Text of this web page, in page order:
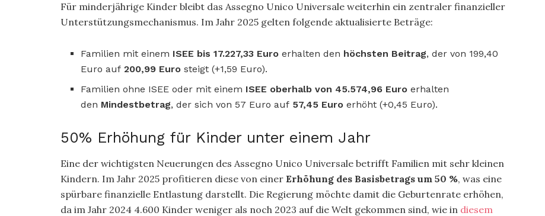
Für minderjährige Kinder bleibt das Assegno Unico Universale weiterhin ein zentraler finanzieller
Unterstützungsmechanismus. Im Jahr 2025 gelten folgende aktualisierte Beträge:
Familien mit einem ISEE bis 17.227,33 Euro erhalten den höchsten Beitrag, der von 199,40
Euro auf200,99 Euro steigt (+1,59 Euro).
Familien ohne ISEE oder mit einem ISEE oberhalb von 45.574,96 Euro erhalten
den Mindestbetrag, der sich von 57 Euro auf 57,45 Euro erhöht (+0,45 Euro).
50% Erhöhung für Kinder unter einem Jahr
Eine der wichtigsten Neuerungen des Assegno Unico Universale betrifft Familien mit sehr kleinen
Kindern. Im Jahr 2025 profitieren diese von einer Erhöhung des Basisbetrags um 50 %, was eine
spürbare finanzielle Entlastung darstellt. Die Regierung möchte damit die Geburtenrate erhöhen,
da im Jahr 2024 4.600 Kinder weniger als noch 2023 auf die Welt gekommen sind, wie in diesem